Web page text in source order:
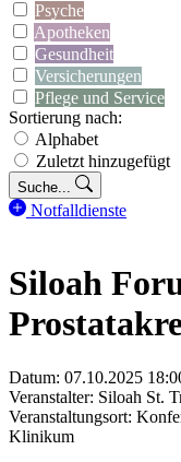
Psyche
Apotheken
Gesundheit
Versicherungen
Pflege und Service
Sortierung nach:
Alphabet
Zuletzt hinzugefügt
Suche...
Notfalldienste
Siloah
Datum: 07.10.2025
Veranstalter: Siloah St.
Veranstaltungsort:
Klinikum